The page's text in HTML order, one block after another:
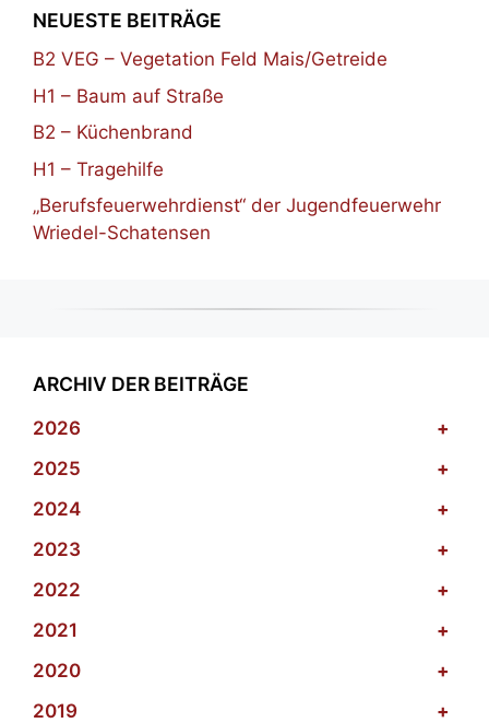
NEUESTE BEITRÄGE
B2 VEG – Vegetation Feld Mais/Getreide
H1 – Baum auf Straße
B2 – Küchenbrand
H1 – Tragehilfe
„Berufsfeuerwehrdienst“ der Jugendfeuerwehr
Wriedel-Schatensen
ARCHIV DER BEITRÄGE
2026
+
2025
+
2024
+
2023
+
2022
+
2021
+
2020
+
2019
+